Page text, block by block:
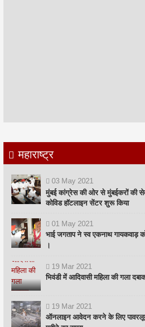
महाराष्ट्र
03 May 2021
मुंबई कांग्रेस की ओर से मुंबईकरों की
कोविड हॉटलाइन सेंटर शुरू किया
01 May 2021
भाई जगताप ने स्व एकनाथ गायकवाड़ को
।
19 Mar 2021
भिवंडी में आदिवासी महिला की गला
19 Mar 2021
ऑनलाइन आवेदन करने के लिए पावरलूम